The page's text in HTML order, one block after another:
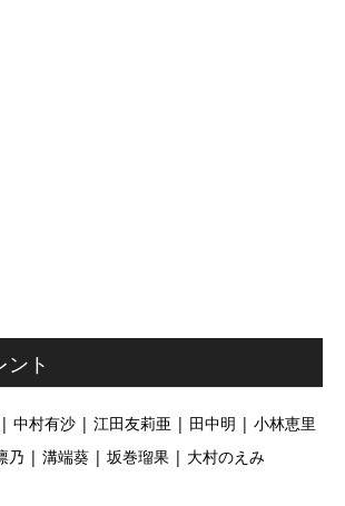
ント
中村有沙 | 江田友莉亜 | 田中明 | 小林恵里
乃 | 溝端葵 | 坂巻瑠果 | 大村のえみ